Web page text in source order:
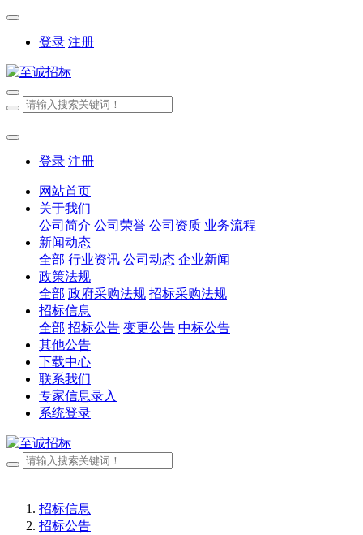
登录 注册
登录 注册
网站首页
关于我们
公司简介 公司荣誉 公司资质 业务流程
新闻动态
全部 行业资讯 公司动态 企业新闻
政策法规
全部 政府采购法规 招标采购法规
招标信息
全部 招标公告 变更公告 中标公告
其他公告
下载中心
联系我们
专家信息录入
系统登录
招标信息
招标公告